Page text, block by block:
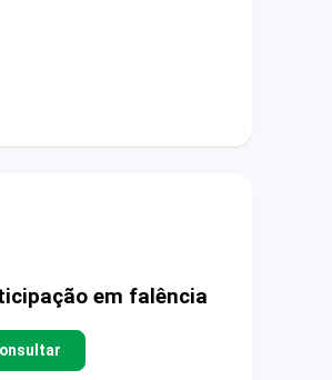
em falência